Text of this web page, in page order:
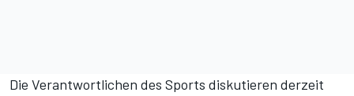
Die Verantwortlichen des Sports diskutieren derzeit